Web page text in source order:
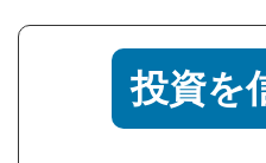
投資を